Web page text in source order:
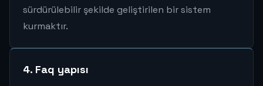
sürdürülebilir şekilde geliştirilen bir sistem
kurmaktır.
4. Faq yapısı